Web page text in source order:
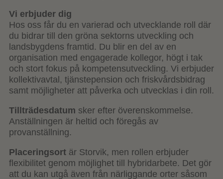
Vi erbjuder dig
Hos oss får du en varierad och utvecklande roll där
du bidrar till den gröna sektorns utveckling och
landsbygdens framtid. Du blir en del av en
organisation med engagerade kollegor, högt i tak
och stort fokus på kompetensutveckling. Vi erbjuder
kollektivavtal, tjänstepension och friskvårdsbidrag
samt möjligheter att påverka och utvecklas i din roll.
Tillträdesdatum sker efter överenskommelse.
Anställningen är heltid och föregås av
provanställning.
Placeringsort är Storvik, men rollen erbjuder
flexibilitet genom möjlighet till hybridarbete. Det gör
att du kan utgå även från närliggande orter såsom